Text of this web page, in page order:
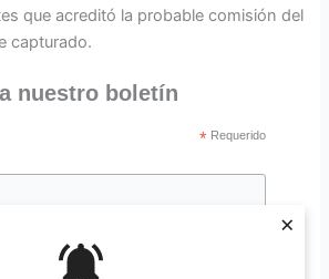
×
que acreditó la probable comisión del
capturado.
nuestro boletín
* Requerido